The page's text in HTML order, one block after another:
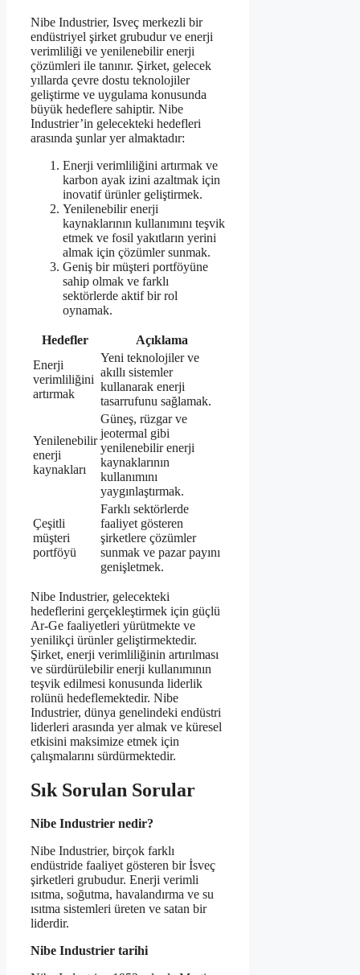
Nibe Industrier, Isveç merkezli bir
endüstriyel şirket grubudur ve enerji
verimliliği ve yenilenebilir enerji
çözümleri ile tanınır. Şirket, gelecek
yıllarda çevre dostu teknolojiler
geliştirme ve uygulama konusunda
büyük hedeflere sahiptir. Nibe
Industrier’in gelecekteki hedefleri
arasında şunlar yer almaktadır:
Enerji verimliliğini artırmak ve
karbon ayak izini azaltmak için
inovatif ürünler geliştirmek.
Yenilenebilir enerji
kaynaklarının kullanımını teşvik
etmek ve fosil yakıtların yerini
almak için çözümler sunmak.
Geniş bir müşteri portföyüne
sahip olmak ve farklı
sektörlerde aktif bir rol
oynamak.
Hedefler
Açıklama
Enerji
verimliliğini
artırmak
Yeni teknolojiler ve
akıllı sistemler
kullanarak enerji
tasarrufunu sağlamak.
Yenilenebilir
enerji
kaynakları
Güneş, rüzgar ve
jeotermal gibi
yenilenebilir enerji
kaynaklarının
kullanımını
yaygınlaştırmak.
Çeşitli
müşteri
portföyü
Farklı sektörlerde
faaliyet gösteren
şirketlere çözümler
sunmak ve pazar payını
genişletmek.
Nibe Industrier, gelecekteki
hedeflerini gerçekleştirmek için güçlü
Ar-Ge faaliyetleri yürütmekte ve
yenilikçi ürünler geliştirmektedir.
Şirket, enerji verimliliğinin artırılması
ve sürdürülebilir enerji kullanımının
teşvik edilmesi konusunda liderlik
rolünü hedeflemektedir. Nibe
Industrier, dünya genelindeki endüstri
liderleri arasında yer almak ve küresel
etkisini maksimize etmek için
çalışmalarını sürdürmektedir.
Sık Sorulan Sorular
Nibe Industrier nedir?
Nibe Industrier, birçok farklı
endüstride faaliyet gösteren bir İsveç
şirketleri grubudur. Enerji verimli
ısıtma, soğutma, havalandırma ve su
ısıtma sistemleri üreten ve satan bir
liderdir.
Nibe Industrier tarihi